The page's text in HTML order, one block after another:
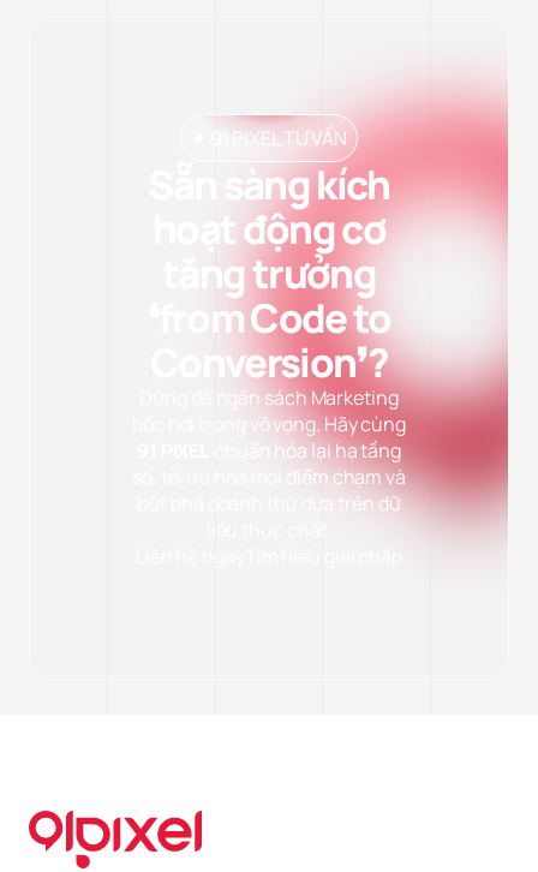
✦ 91 PIXEL TƯ VẤN
Sẵn sàng kích
hoạt động cơ
tăng trưởng
❛from Code to
Conversion❜?
Đừng để ngân sách Marketing
bốc hơi trong vô vọng. Hãy cùng
chuẩn hóa lại hạ tầng
số, tối ưu hóa mọi điểm chạm và
bứt phá doanh thu dựa trên dữ